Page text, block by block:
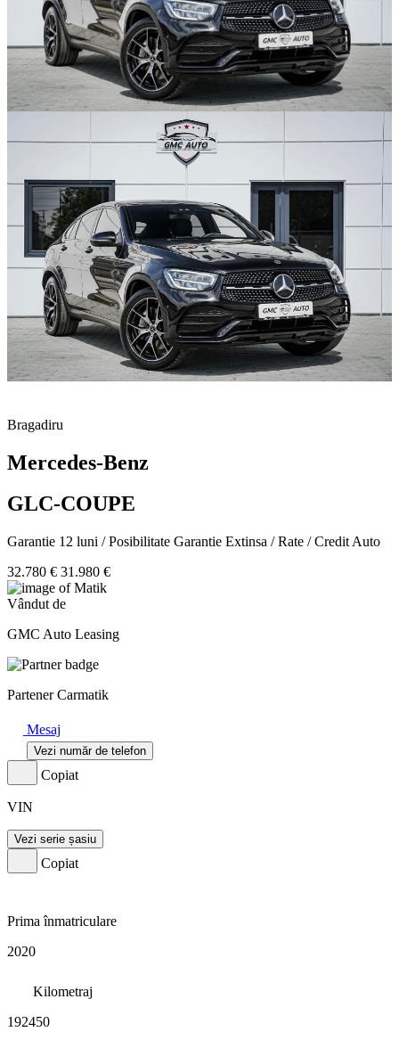
Bragadiru
Mercedes-Benz
GLC-COUPE
Garantie 12 luni / Posibilitate Garantie Extinsa / Rate / Credit Auto
32.780 € 31.980 €
Vândut de
GMC Auto Leasing
Partener Carmatik
Mesaj
Vezi număr de telefon
Copiat
VIN
Vezi serie șasiu
Copiat
Prima înmatriculare
2020
Kilometraj
192450